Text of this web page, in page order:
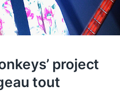
project
tout